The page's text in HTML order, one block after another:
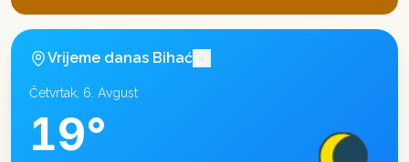
Vrijeme danas Bihać
Četvrtak, 6. Avgust
19°